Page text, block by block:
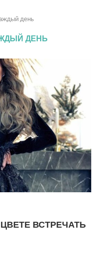
день
ДЕНЬ
ВСТРЕЧАТЬ